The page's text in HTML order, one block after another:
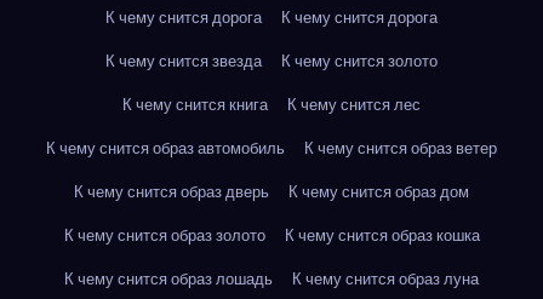
К чему снится дорога
К чему снится дорога
К чему снится звезда
К чему снится золото
К чему снится книга
К чему снится лес
К чему снится образ автомобиль
К чему снится образ ветер
К чему снится образ дверь
К чему снится образ дом
К чему снится образ золото
К чему снится образ кошка
К чему снится образ лошадь
К чему снится образ луна